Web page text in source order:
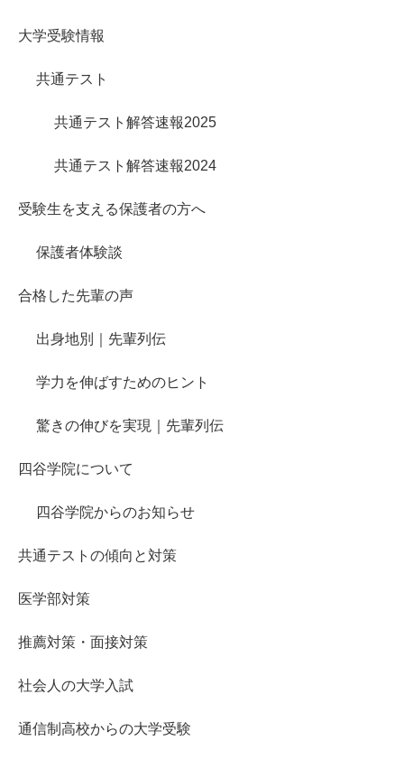
大学受験情報
共通テスト
共通テスト解答速報2025
共通テスト解答速報2024
受験生を支える保護者の方へ
保護者体験談
合格した先輩の声
出身地別｜先輩列伝
学力を伸ばすためのヒント
驚きの伸びを実現｜先輩列伝
四谷学院について
四谷学院からのお知らせ
共通テストの傾向と対策
医学部対策
推薦対策・面接対策
社会人の大学入試
通信制高校からの大学受験